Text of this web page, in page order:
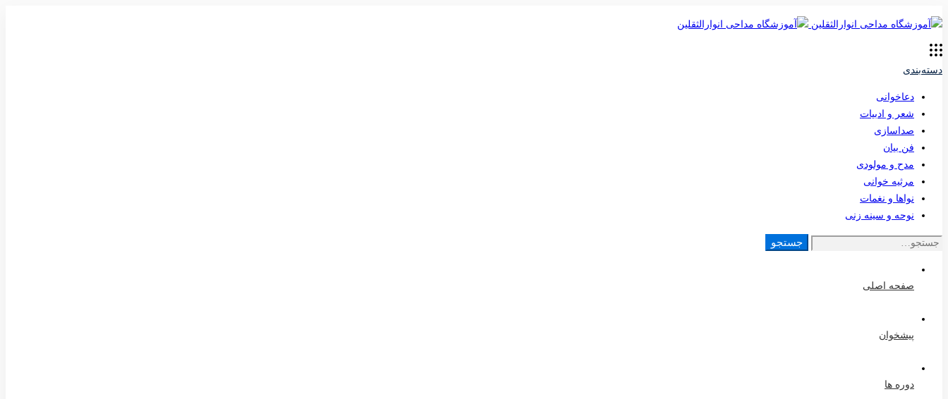
دسته‌بندی
دعاخوانی
شعر و ادبیات
صداسازی
فن بیان
مدح و مولودی
مرثیه خوانی
نواها و نغمات
نوحه و سینه زنی
جستجو
جستجو
صفحه اصلی
پیشخوان
دوره ها